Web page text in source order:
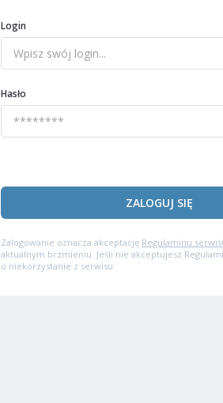
Login
Hasło
ZALOGUJ SIĘ
Zalogowanie oznacza akceptację Regulaminu
aktualnym brzmieniu. Jeśli nie akceptujesz
o niekorzystanie z serwisu.